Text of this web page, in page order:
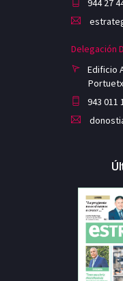
944 27
Delegación
Edificio
943 011